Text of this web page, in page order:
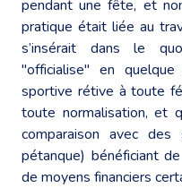
pendant une fête, et
pratique était liée au
s’insérait dans le
"officialise" en quelque
sportive rétive à toute
toute normalisation, et
comparaison avec
pétanque) bénéficiant
de moyens financiers